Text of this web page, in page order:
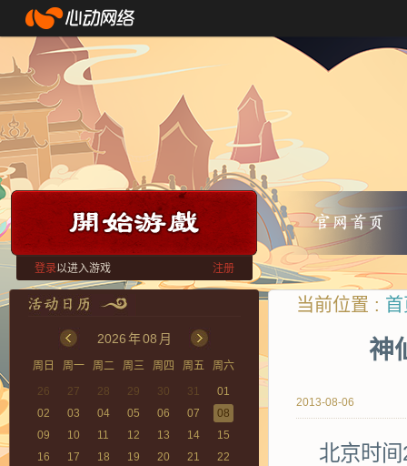
登录以进入游戏 注册
2026年08 月
周日 周一 周二 周三 周四 周五
周六
26
27 28 29 30 31
01
02
03 04 05 06 07
08
09
10 11 12 13 14
15
16
17 18 19 20 21
22
当前位置 :
神
2013-08-06
北京时